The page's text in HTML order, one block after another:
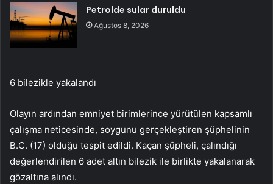
Petrolde sular duruldu
Ağustos 8, 2026
6 bilezikle yakalandı
Olayın ardından emniyet birimlerince yürütülen kapsamlı
çalışma neticesinde, soygunu gerçekleştiren şüphelinin
B.C. (17) olduğu tespit edildi. Kaçan şüpheli, çalındığı
değerlendirilen 6 adet altın bilezik ile birlikte yakalanarak
gözaltına alındı.